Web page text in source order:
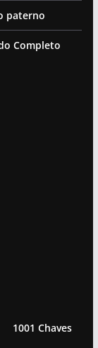
paterno
Completo
1001 Chaves